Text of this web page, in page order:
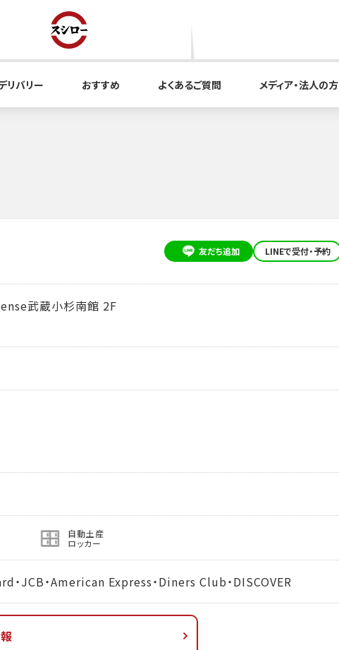
リバリー おすすめ よくあるご質問 メディア・法人の方
友だち追加 LINEで受付・予約
武蔵小杉南館 2F
自動土産
ロッカー
・JCB・American Express・Diners Club・DISCOVER